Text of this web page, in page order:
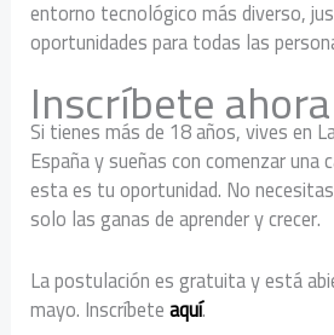
entorno tecnológico más diverso,
oportunidades para todas las
Inscríbete ahora
Si tienes más de 18 años, vives en
España y sueñas con comenzar una
esta es tu oportunidad. No
solo las ganas de aprender y crecer.
La postulación es gratuita y está
mayo. Inscríbeteaquí.